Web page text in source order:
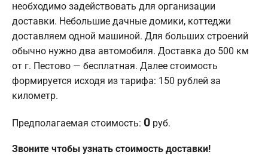
необходимо задействовать для организации
доставки. Небольшие дачные домики, коттеджи
доставляем одной машиной. Для больших строений
обычно нужно два автомобиля. Доставка до 500 км
от г. Пестово — бесплатная. Далее стоимость
формируется исходя из тарифа: 150 рублей за
километр.
Предполагаемая стоимость: 0 руб.
Звоните чтобы узнать стоимость доставки!